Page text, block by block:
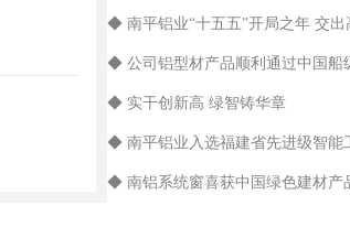
◆ 南平铝业“十五五”开局之年 交出
◆ 公司铝型材产品顺利通过中国船
◆ 实干创新高 绿智铸华章
◆ 南平铝业入选福建省先进级智能
◆ 南铝系统窗喜获中国绿色建材产